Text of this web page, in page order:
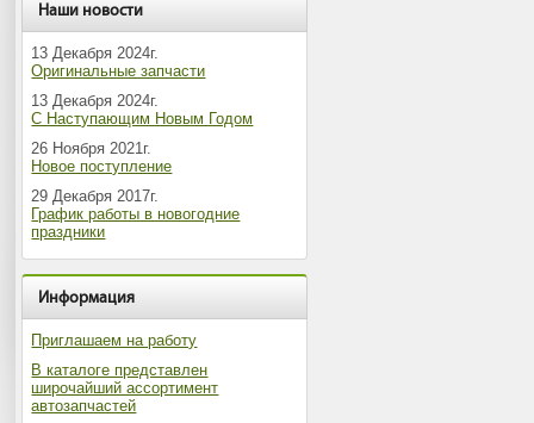
Наши новости
13 Декабря 2024г.
Оригинальные запчасти
13 Декабря 2024г.
С Наступающим Новым Годом
26 Ноября 2021г.
Новое поступление
29 Декабря 2017г.
График работы в новогодние
праздники
Информация
Приглашаем на работу
В каталоге представлен
широчайший ассортимент
автозапчастей